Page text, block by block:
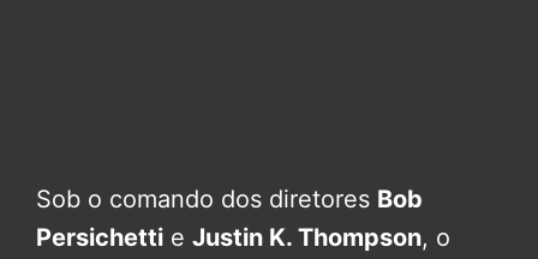
Sob o comando dos diretores Bob
Persichetti e Justin K. Thompson, o